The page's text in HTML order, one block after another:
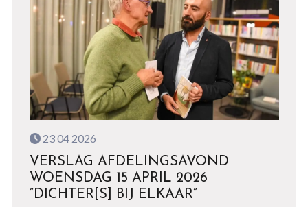
23 04 2026
VERSLAG AFDELINGSAVOND
WOENSDAG 15 APRIL 2026
”DICHTER[S] BIJ ELKAAR”